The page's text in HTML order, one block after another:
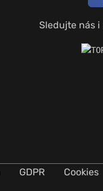
Sledujte nás i
GDPR Cookies